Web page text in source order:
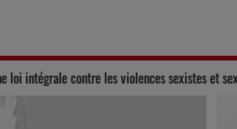
adopte un vœu en faveur d'une loi intégrale